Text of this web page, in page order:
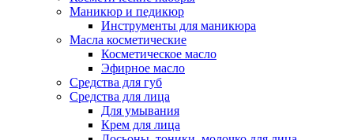
Маникюр и педикюр
Инструменты для маникюра
Масла косметические
Косметическое масло
Эфирное масло
Средства для губ
Средства для лица
Для умывания
Крем для лица